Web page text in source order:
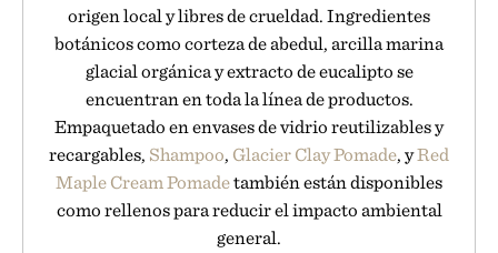
origen local y libres de crueldad. Ingredientes
botánicos como corteza de abedul, arcilla marina
glacial orgánica y extracto de eucalipto se
encuentran en toda la línea de productos.
Empaquetado en envases de vidrio reutilizables y
recargables, Shampoo, Glacier Clay Pomade, yRed
Maple Cream Pomadetambién están disponibles
como rellenos para reducir el impacto ambiental
general.